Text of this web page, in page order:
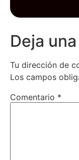
Deja
Tu dirección de
Los campos
Comentario *